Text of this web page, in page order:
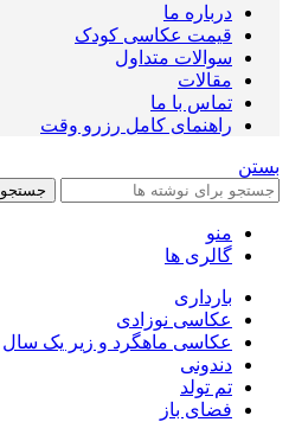
درباره ما
قیمت عکاسی کودک
سوالات متداول
مقالات
تماس با ما
راهنمای کامل رزرو وقت
بستن
جستجو
منو
گالری ها
بارداری
عکاسی نوزادی
عکاسی ماهگرد و زیر یک سال
دندونی
تم تولد
فضای باز